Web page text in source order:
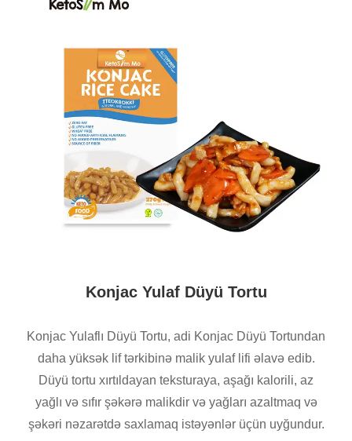
Konjac Yulaf Düyü Tortu
Konjac Yulaflı Düyü Tortu, adi Konjac Düyü Tortundan
daha yüksək lif tərkibinə malik yulaf lifi əlavə edib.
Düyü tortu xırtıldayan teksturaya, aşağı kalorili, az
yağlı və sıfır şəkərə malikdir və yağları azaltmaq və
şəkəri nəzarətdə saxlamaq istəyənlər üçün uyğundur.